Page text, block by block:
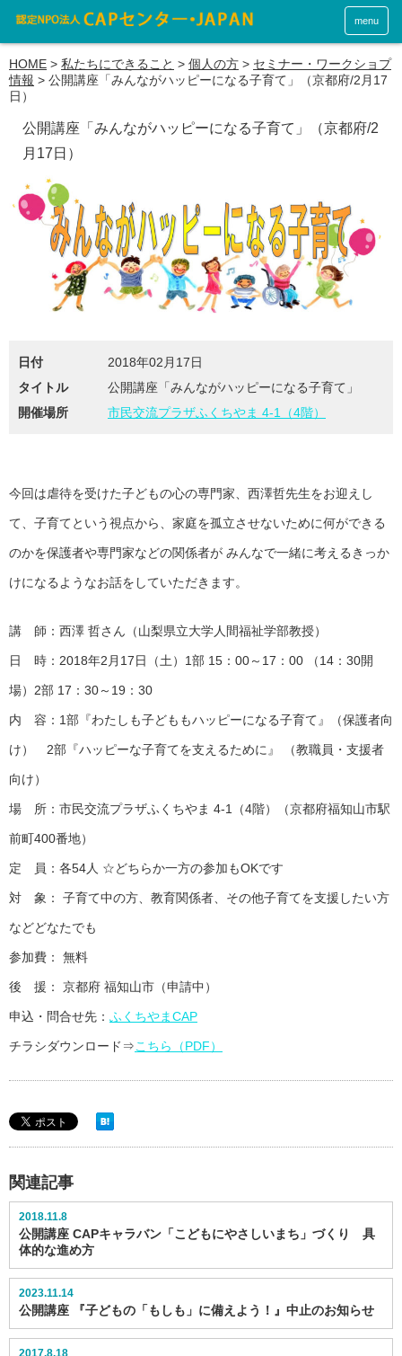
menu
HOME > 私たちにできること > 個人の方 > セミナー・ワークショプ
情報 > 公開講座「みんながハッピーになる子育て」（京都府/2月17
日）
公開講座「みんながハッピーになる子育て」（京都府/2
月17日）
日付
2018年02月17日
タイトル
公開講座「みんながハッピーになる子育て」
開催場所
市民交流プラザふくちやま 4-1（4階）
今回は虐待を受けた子どもの心の専門家、西澤哲先生をお迎えし
て、子育てという視点から、家庭を孤立させないために何ができる
のかを保護者や専門家などの関係者が みんなで一緒に考えるきっか
けになるようなお話をしていただきます。
講 師：西澤 哲さん（山梨県立大学人間福祉学部教授）
日 時：2018年2月17日（土）1部 15：00～17：00 （14：30開
場）2部 17：30～19：30
内 容：1部『わたしも子どももハッピーになる子育て』（保護者向
け） 2部『ハッピーな子育てを支えるために』 （教職員・支援者
向け）
場 所：市民交流プラザふくちやま 4-1（4階）（京都府福知山市駅
前町400番地）
定 員：各54人 ☆どちらか一方の参加もOKです
対 象： 子育て中の方、教育関係者、その他子育てを支援したい方
などどなたでも
参加費： 無料
後 援： 京都府 福知山市（申請中）
申込・問合せ先： ふくちやまCAP
チラシダウンロード⇒こちら（PDF）
関連記事
2018.11.8
公開講座 CAPキャラバン「こどもにやさしいまち」づくり 具
体的な進め方
2023.11.14
公開講座 『子どもの「もしも」に備えよう！』中止のお知らせ